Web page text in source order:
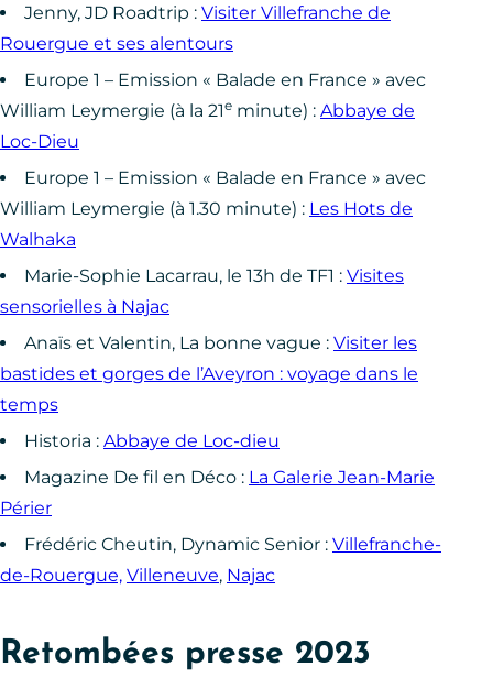
Jenny, JD Roadtrip : Visiter Villefranche de
Rouergue et ses alentours
Europe 1 – Emission « Balade en France » avec
William Leymergie (à la 21e minute) : Abbaye de
Loc-Dieu
Europe 1 – Emission « Balade en France » avec
William Leymergie (à 1.30 minute) : Les Hots de
Walhaka
Marie-Sophie Lacarrau, le 13h de TF1 : Visites
sensorielles à Najac
Anaïs et Valentin, La bonne vague : Visiter les
bastides et gorges de l’Aveyron : voyage dans le
temps
Historia : Abbaye de Loc-dieu
Magazine De fil en Déco : La Galerie Jean-Marie
Périer
Frédéric Cheutin, Dynamic Senior : Villefranche-
de-Rouergue, Villeneuve, Najac
Retombées presse 2023